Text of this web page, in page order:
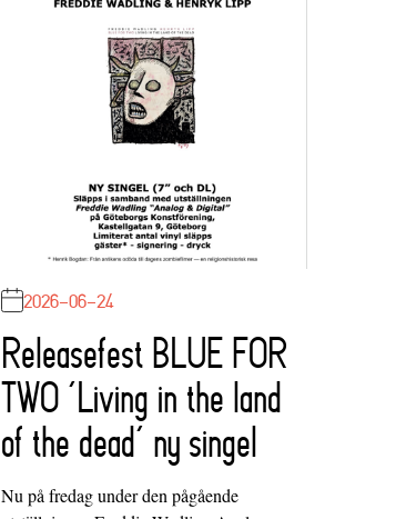
2026-06-24
Releasefest BLUE FOR
TWO ‘Living in the land
of the dead’ ny singel
Nu på fredag under den pågående